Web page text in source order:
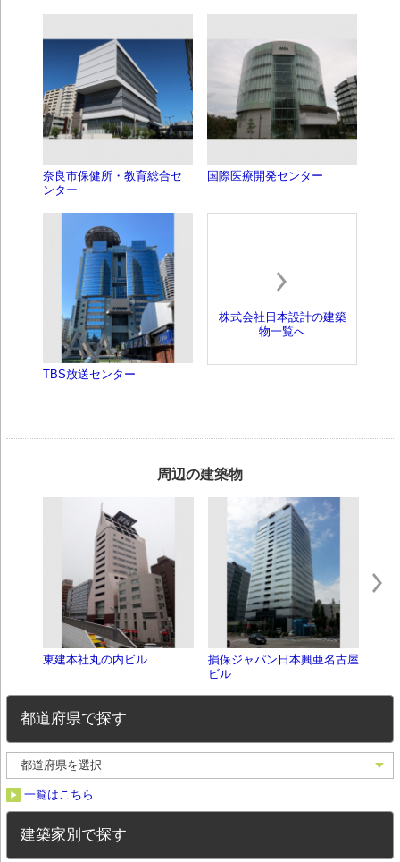
奈良市保健所・教育総合セ
ンター
国際医療開発センター
TBS放送センター
株式会社日本設計の建築
物一覧へ
周辺の建築物
東建本社丸の内ビル
損保ジャパン日本興亜名古屋
ビル
都道府県で探す
一覧はこちら
建築家別で探す